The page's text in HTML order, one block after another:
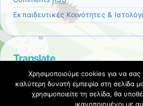
Εκπαιδευτικές Κοινότητες &
Translate
Select
a
language
Translate
Χρησιμοποιούμε cookies για να
καλύτερη δυνατή εμπειρία στη σελίδα
χρησιμοποιείτε τη σελίδα, θα
ικανοποιημένοι με